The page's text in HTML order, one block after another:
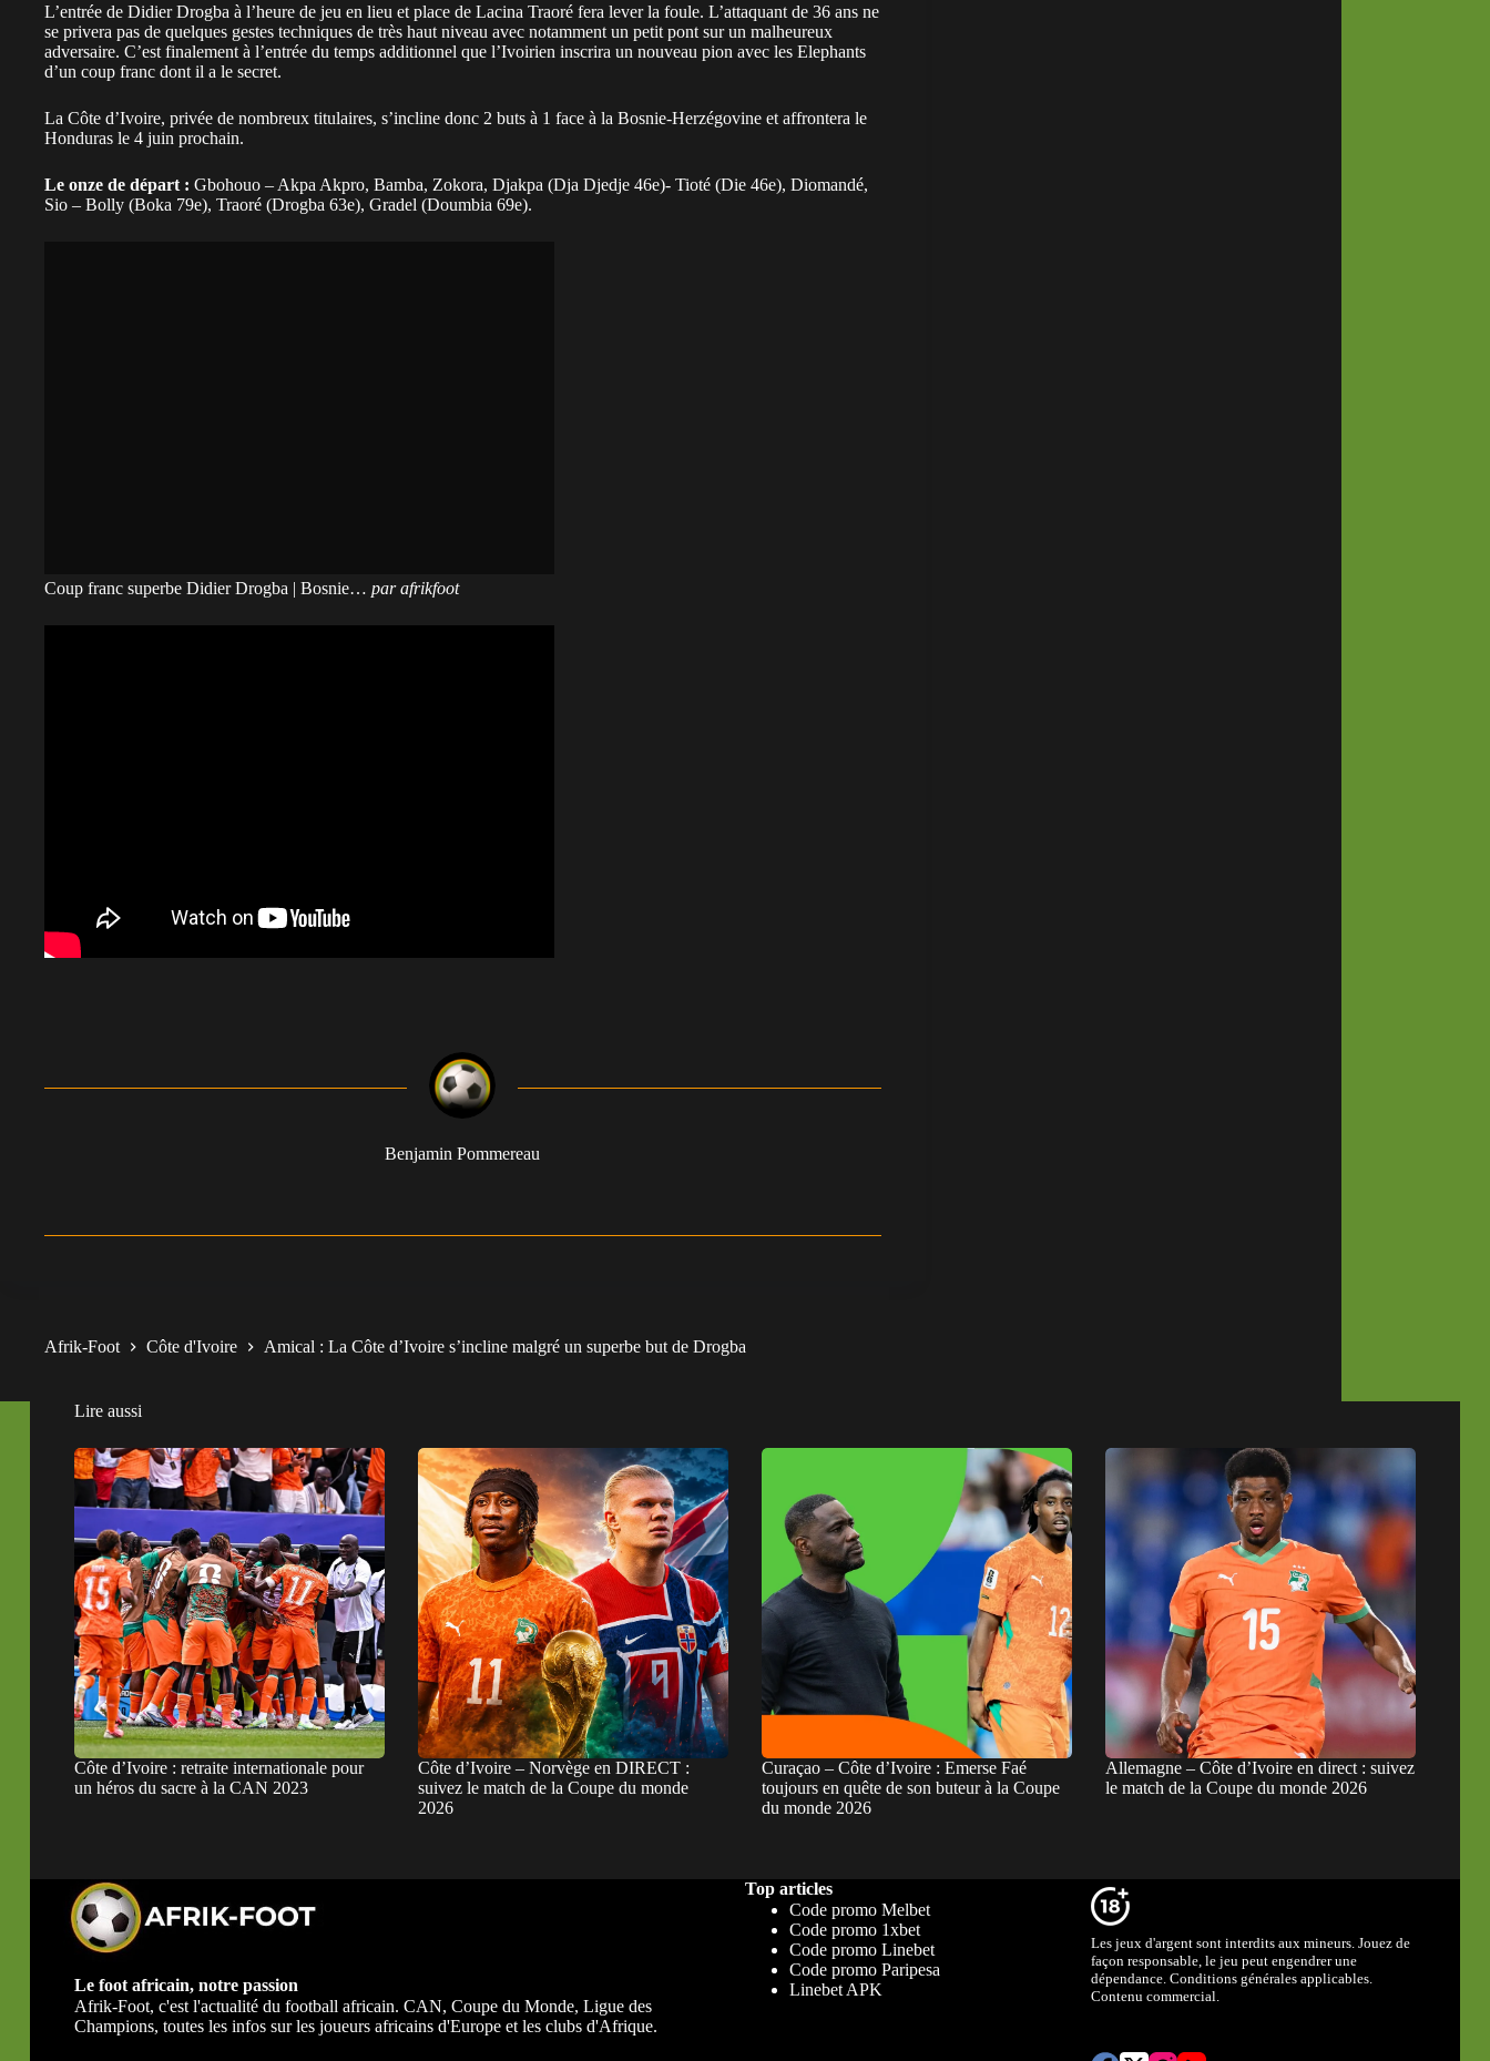
L’entrée de Didier Drogba à l’heure de jeu en lieu et place de Lacina Traoré fera lever la foule. L’attaquant de 36 ans ne
se privera pas de quelques gestes techniques de très haut niveau avec notamment un petit pont sur un malheureux
adversaire. C’est finalement à l’entrée du temps additionnel que l’Ivoirien inscrira un nouveau pion avec les Elephants
d’un coup franc dont il a le secret.
La Côte d’Ivoire, privée de nombreux titulaires, s’incline donc 2 buts à 1 face à la Bosnie-Herzégovine et affrontera le
Honduras le 4 juin prochain.
Le onze de départ : Gbohouo – Akpa Akpro, Bamba, Zokora, Djakpa (Dja Djedje 46e)- Tioté (Die 46e), Diomandé,
Sio – Bolly (Boka 79e), Traoré (Drogba 63e), Gradel (Doumbia 69e).
Coup franc superbe Didier Drogba | Bosnie… parafrikfoot
Benjamin Pommereau
Afrik-Foot Côte d'Ivoire Amical : La Côte d’Ivoire s’incline malgré un superbe but de Drogba
Lire aussi
Côte d’Ivoire : retraite internationale pour
un héros du sacre à la CAN 2023
Côte d’Ivoire – Norvège en DIRECT :
suivez le match de la Coupe du monde
2026
Curaçao – Côte d’Ivoire : Emerse Faé
toujours en quête de son buteur à la Coupe
du monde 2026
Allemagne – Côte d’Ivoire en direct : suivez
le match de la Coupe du monde 2026
Le foot africain, notre passion
Afrik-Foot, c'est l'actualité du football africain. CAN, Coupe du Monde, Ligue des
Champions, toutes les infos sur les joueurs africains d'Europe et les clubs d'Afrique.
Top articles
Code promo Melbet
Code promo 1xbet
Code promo Linebet
Code promo Paripesa
Linebet APK
Les jeux d'argent sont interdits aux mineurs. Jouez de
façon responsable, le jeu peut engendrer une
dépendance. Conditions générales applicables.
Contenu commercial.